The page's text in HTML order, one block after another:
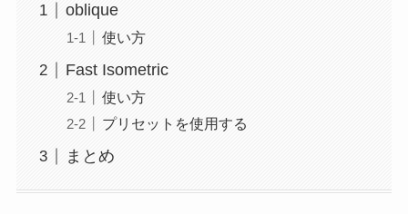
oblique
使い方
Fast Isometric
使い方
プリセットを使用する
まとめ